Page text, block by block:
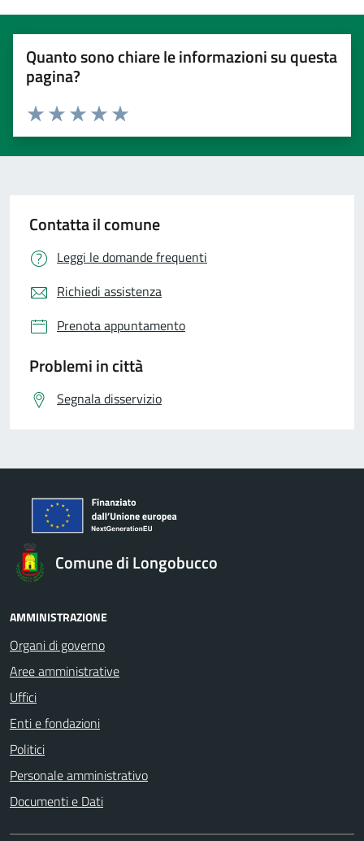
Quanto sono chiare le informazioni su questa
pagina?
Valuta 5 stelle su 5
Valuta 4 stelle su 5
Valuta 3 stelle su 5
Valuta 2 stelle su 5
Valuta 1 stelle su 5
Contatta il comune
Leggi le domande frequenti
Richiedi assistenza
Prenota appuntamento
Problemi in città
Segnala disservizio
Comune di Longobucco
AMMINISTRAZIONE
Organi di governo
Aree amministrative
Uffici
Enti e fondazioni
Politici
Personale amministrativo
Documenti e Dati